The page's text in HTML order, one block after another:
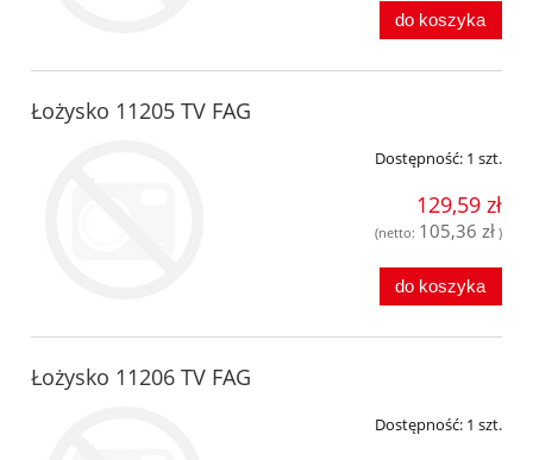
do koszyka
Łożysko 11205 TV FAG
Dostępność: 1 szt.
129,59 zł
(netto: 105,36 zł )
do koszyka
Łożysko 11206 TV FAG
Dostępność: 1 szt.